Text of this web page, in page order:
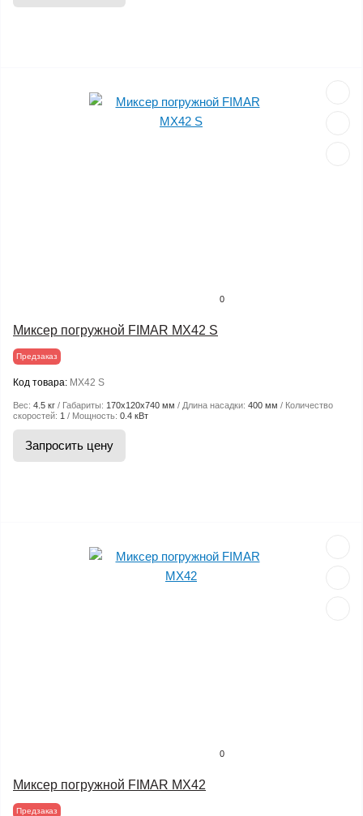
0
Миксер погружной FIMAR MX42 S
Предзаказ
Код товара: MX42 S
Вес: 4.5 кг Габариты: 170x120x740 мм Длина насадки: 400 мм
Количество
скоростей: 1 Мощность: 0.4 кВт
Запросить цену
0
Миксер погружной FIMAR MX42
Предзаказ